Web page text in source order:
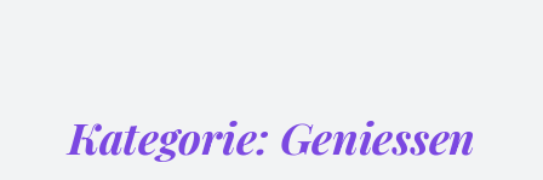
Kategorie: Geniessen